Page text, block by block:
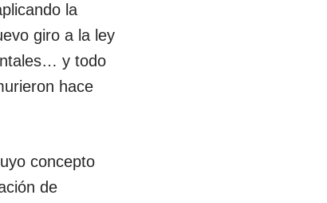
la
giro a la ley
y todo
hace
concepto
de